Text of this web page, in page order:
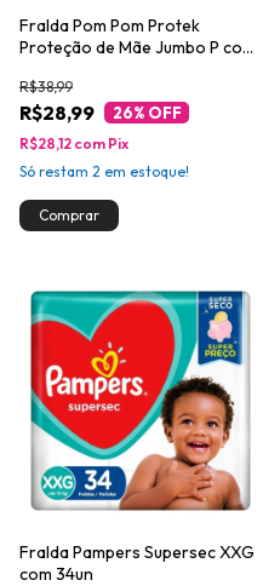
Fralda Pom Pom Protek
Proteção de Mãe Jumbo P com
R$28,99
R$38,99
26% OFF
R$28,12 com Pix
Só restam 2 em estoque!
Fralda Pampers Supersec XXG
com 34un